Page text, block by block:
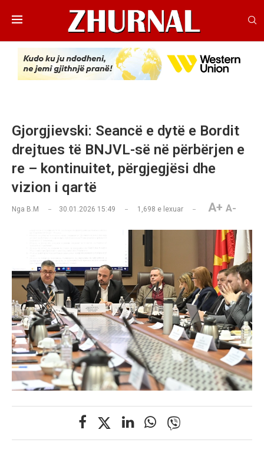
Gjorgjievski: Seancë e dytë e Bordit
drejtues të BNJVL-së në përbërjen e
re – kontinuitet, përgjegjësi dhe
vizion i qartë
Nga B.M 30.01.2026 15:49 1,698 e lexuar A+ A-